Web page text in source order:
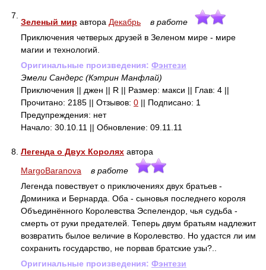
7.
Зеленый мир автора Декабрь
в работе
Приключения четверых друзей в Зеленом мире - мире
магии и технологий.
Оригинальные произведения: Фэнтези
Эмели Сандерс (Кэтрин Манфлай)
Приключения || джен || R || Размер: макси || Глав: 4 ||
Прочитано: 2185 || Отзывов: 0 || Подписано: 1
Предупреждения: нет
Начало: 30.10.11 || Обновление: 09.11.11
8. Легенда о Двух Королях автора
MargoBaranova
в работе
Легенда повествует о приключениях двух братьев -
Доминика и Бернарда. Оба - сыновья последнего короля
Объединённого Королевства Эспелендор, чья судьба -
смерть от руки предателей. Теперь двум братьям надлежит
возвратить былое величие в Королевство. Но удастся ли им
сохранить государство, не порвав братские узы?..
Оригинальные произведения: Фэнтези